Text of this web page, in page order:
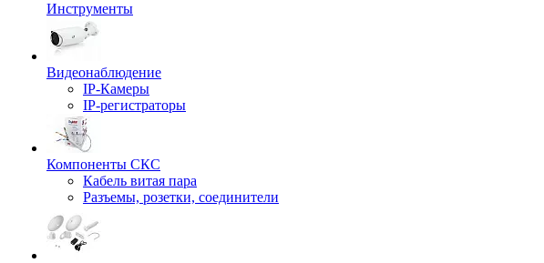
Инструменты
Видеонаблюдение
IP-Камеры
IP-регистраторы
Компоненты СКС
Кабель витая пара
Разъемы, розетки, соединители